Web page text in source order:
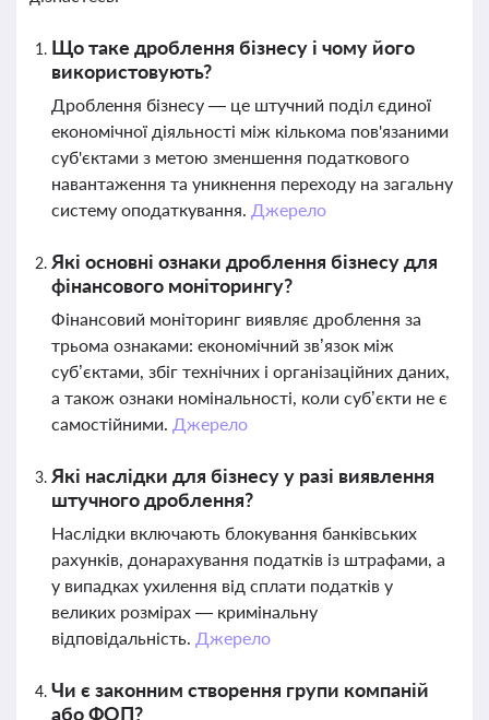
Що таке дроблення бізнесу і чому його
використовують?
Дроблення бізнесу — це штучний поділ єдиної
економічної діяльності між кількома пов'язаними
суб'єктами з метою зменшення податкового
навантаження та уникнення переходу на загальну
систему оподаткування. Джерело
Які основні ознаки дроблення бізнесу для
фінансового моніторингу?
Фінансовий моніторинг виявляє дроблення за
трьома ознаками: економічний зв’язок між
суб’єктами, збіг технічних і організаційних даних,
а також ознаки номінальності, коли суб’єкти не є
самостійними. Джерело
Які наслідки для бізнесу у разі виявлення
штучного дроблення?
Наслідки включають блокування банківських
рахунків, донарахування податків із штрафами, а
у випадках ухилення від сплати податків у
великих розмірах — кримінальну
відповідальність. Джерело
Чи є законним створення групи компаній
або ФОП?